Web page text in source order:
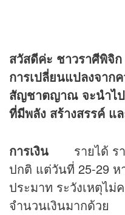
สวัสดีค่ะ ชาวราศีพิจิ
การเปลี่ยนแปลงจาก
สัญชาตญาณ จะนำไป
ที่มีพลัง สร้างสรรค์ แ
การเงิน รายได้ รา
ปกติ แต่วันที่ 25-29 ห
ประมาท ระวังเหตุไ
จำนวนเงินมากด้วย